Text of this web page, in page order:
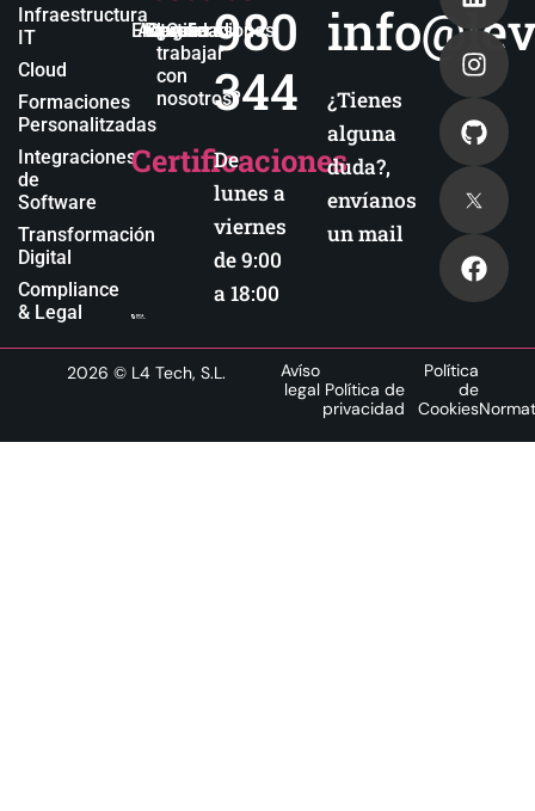
Infraestructura
IT
Cloud
Formaciones
Personalitzadas
Integraciones
de
Software
Transformación
Digital
Compliance
& Legal
Empresa
Actualidad
Blog
Certificaciones
¿Quieres
trabajar
con
nosotros?
Certificaciones
980
344
De
lunes a
viernes
de 9:00
a 18:00
¿Tienes
alguna
duda?,
envíanos
un mail
2026 © L4 Tech, S.L.
Avíso
legal Política de
privacidad
Política
de
Cookies